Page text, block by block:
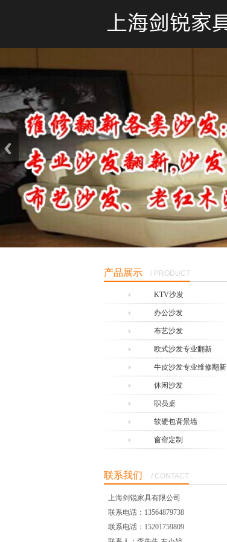
产品展示 / PRODUCT
KTV沙发
办公沙发
布艺沙发
欧式沙发专业翻新
牛皮沙发专业维修翻新
休闲沙发
职员桌
软硬包背景墙
窗帘定制
联系我们 / CONTACT
上海剑锐家具有限公司
联系电话：13564879738
联系电话：15201759809